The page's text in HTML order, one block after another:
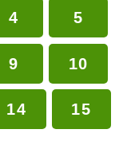
4 5
9 10
14 15